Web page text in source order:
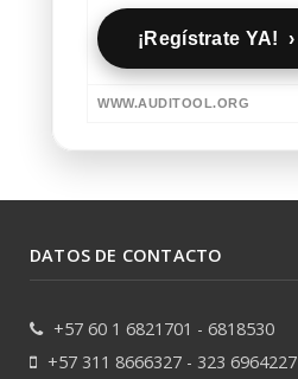
¡Regístrate YA! ›
WWW.AUDITOOL.ORG
DATOS DE CONTACTO
+57 60 1 6821701 - 6818530
+57 311 8666327 - 323 6964227